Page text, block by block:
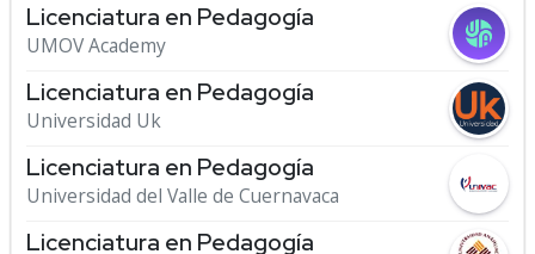
Licenciatura en Pedagogía
UMOV Academy
Licenciatura en Pedagogía
Universidad Uk
Licenciatura en Pedagogía
Universidad del Valle de Cuernavaca
Licenciatura en Pedagogía